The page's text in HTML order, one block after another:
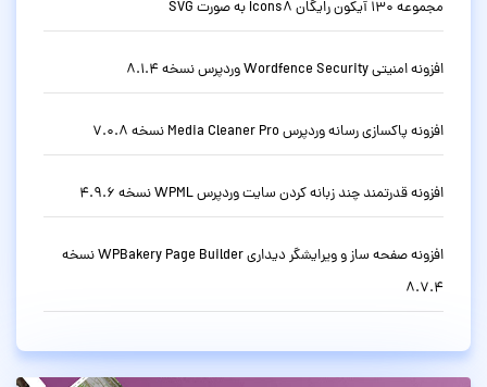
مجموعه 130 آیکون رایگان Icons8 به صورت SVG
افزونه امنیتی Wordfence Security وردپرس نسخه 8.1.4
افزونه پاکسازی رسانه وردپرس Media Cleaner Pro نسخه 7.0.8
افزونه قدرتمند چند زبانه کردن سایت وردپرس WPML نسخه 4.9.6
افزونه صفحه ساز و ویرایشگر دیداری WPBakery Page Builder نسخه
8.7.4